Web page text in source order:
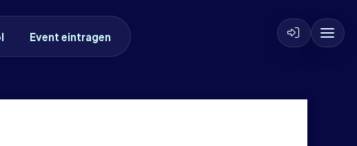
Event eintragen